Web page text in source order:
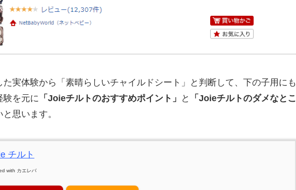
実体験から「素晴らしいチャイルドシート」と判断して、下の子用にも
験を元に 「Joieチルトのおすすめポイント」 と
「Joieチルトのダメなとこ
思います。
チルト
with カエレバ